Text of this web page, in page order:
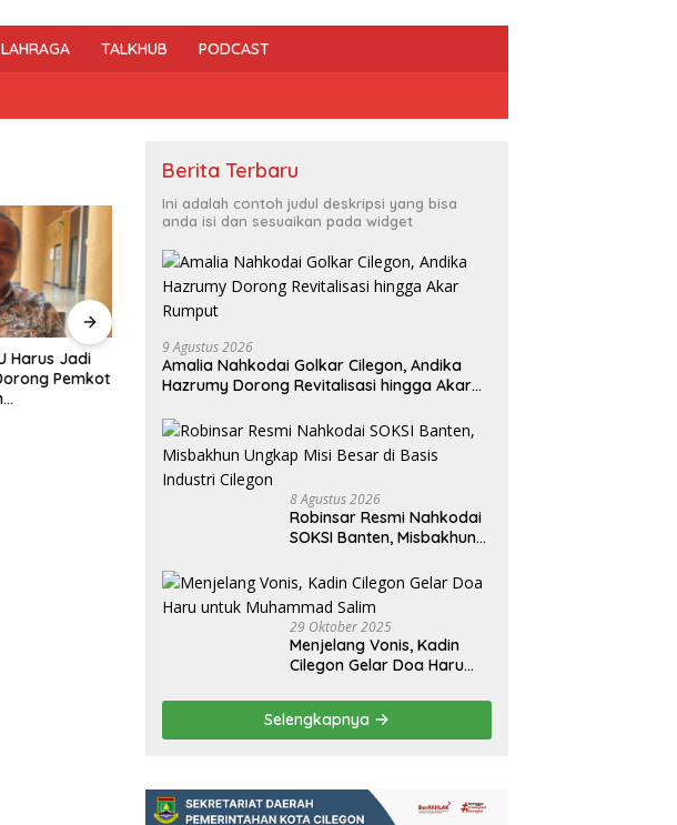
TALKHUB PODCAST
Harus Jadi
Pemkot
DPRD Cilegon Dorong Warga
2026, Hasilnya Bakal Tentukan
Arah Pembangunan
Cilegon Jadi Tuan Rumah
PEPARPEDA IX Banten 2026,
Ratusan Atlet Disabilitas Siap
Berita Terbaru
Ini adalah contoh judul deskripsi yang bisa
anda isi dan sesuaikan pada widget
9 Agustus 2026
Amalia Nahkodai Golkar Cilegon, Andika
Hazrumy Dorong Revitalisasi hingga Akar
8 Agustus 2026
Robinsar Resmi Nahkodai
SOKSI Banten, Misbakhun
Industri Cilegon
29 Oktober 2025
Menjelang Vonis, Kadin
Cilegon Gelar Doa Haru
Selengkapnya